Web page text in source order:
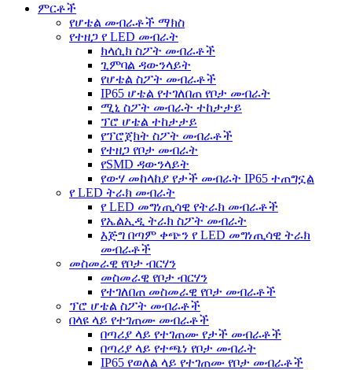
ምርቶች
የሆቴል መብራቶች ማክስ
የተዘጋ የ LED መብራት
ክላሲክ ስፖት መብራቶች
ጊምባል ዳውንላይት
የሆቴል ስፖት መብራቶች
IP65 ሆቴል የተገለበጠ የቦታ መብራት
ሚኒ ስፖት መብራት ተከታታይ
ፕሮ ሆቴል ተከታታይ
የፕሮጀክት ስፖት መብራቶች
የተዘጋ የቦታ መብራት
የSMD ዳውንላይት
የውሃ መከላከያ የታች መብራት IP65 ተጠግኗል
የ LED ትራክ መብራት
የ LED መግነጢሳዊ የትራክ መብራቶች
የኤልኢዲ ትራክ ስፖት መብራት
እጅግ በጣም ቀጭን የ LED መግነጢሳዊ ትራክ
መብራቶች
መስመራዊ የቦታ ብርሃን
መስመራዊ የቦታ ብርሃን
የተገለበጠ መስመራዊ የቦታ መብራቶች
ፕሮ ሆቴል ስፖት መብራቶች
በላዩ ላይ የተገጠሙ መብራቶች
በጣሪያ ላይ የተገጠሙ የታች መብራቶች
በጣሪያ ላይ የተጫነ የቦታ መብራት
IP65 የወለል ላይ የተገጠሙ የቦታ መብራቶች